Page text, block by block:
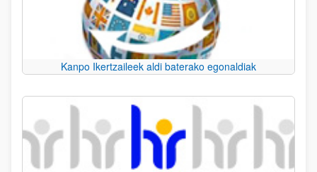
Kanpo Ikertzaileek aldi baterako egonaldiak